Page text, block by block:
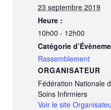
23 septembre 2019
Heure :
10h00 - 12h00
Catégorie
Rassemblement
ORGANISATEUR
Fédération Nationale
Soins Infirmiers
Voir le site